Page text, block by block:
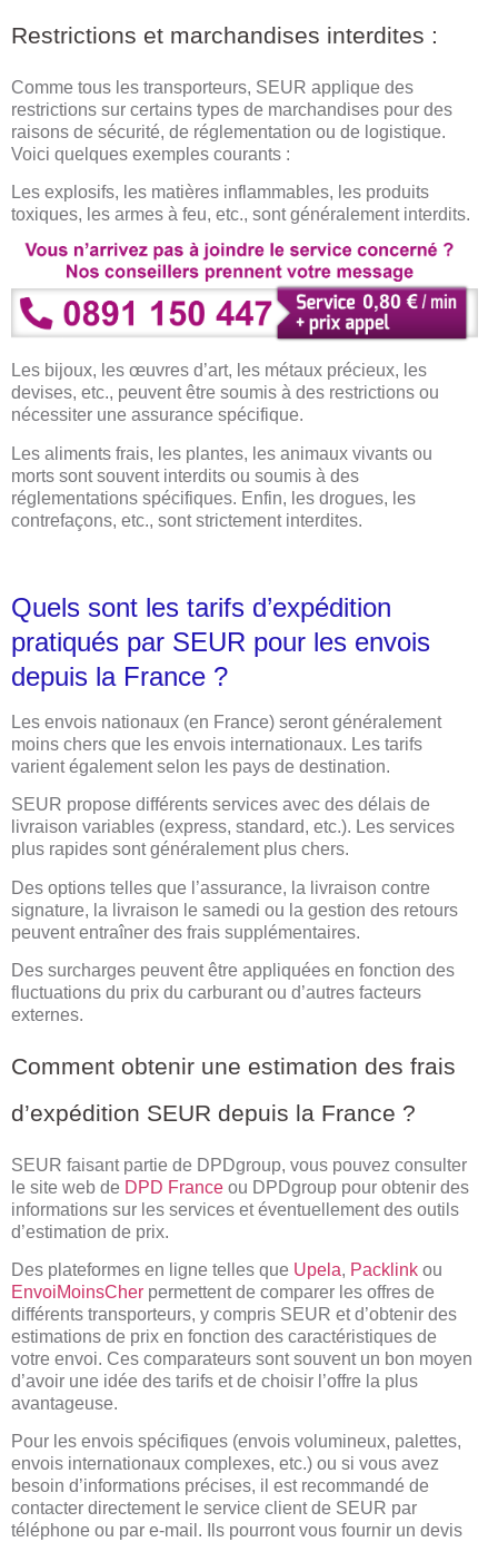
Restrictions et marchandises interdites :
Comme tous les transporteurs, SEUR applique des
restrictions sur certains types de marchandises pour des
raisons de sécurité, de réglementation ou de logistique.
Voici quelques exemples courants :
Les explosifs, les matières inflammables, les produits
toxiques, les armes à feu, etc., sont généralement interdits.
Les bijoux, les œuvres d’art, les métaux précieux, les
devises, etc., peuvent être soumis à des restrictions ou
nécessiter une assurance spécifique.
Les aliments frais, les plantes, les animaux vivants ou
morts sont souvent interdits ou soumis à des
réglementations spécifiques. Enfin, les drogues, les
contrefaçons, etc., sont strictement interdites.
Quels sont les tarifs d’expédition
pratiqués par SEUR pour les envois
depuis la France ?
Les envois nationaux (en France) seront généralement
moins chers que les envois internationaux. Les tarifs
varient également selon les pays de destination.
SEUR propose différents services avec des délais de
livraison variables (express, standard, etc.). Les services
plus rapides sont généralement plus chers.
Des options telles que l’assurance, la livraison contre
signature, la livraison le samedi ou la gestion des retours
peuvent entraîner des frais supplémentaires.
Des surcharges peuvent être appliquées en fonction des
fluctuations du prix du carburant ou d’autres facteurs
externes.
Comment obtenir une estimation des frais
d’expédition SEUR depuis la France ?
SEUR faisant partie de DPDgroup, vous pouvez consulter
le site web de DPD France ou DPDgroup pour obtenir des
informations sur les services et éventuellement des outils
d’estimation de prix.
Des plateformes en ligne telles que Upela, Packlink ou
EnvoiMoinsCher permettent de comparer les offres de
différents transporteurs, y compris SEUR et d’obtenir des
estimations de prix en fonction des caractéristiques de
votre envoi. Ces comparateurs sont souvent un bon moyen
d’avoir une idée des tarifs et de choisir l’offre la plus
avantageuse.
Pour les envois spécifiques (envois volumineux, palettes,
envois internationaux complexes, etc.) ou si vous avez
besoin d’informations précises, il est recommandé de
contacter directement le service client de SEUR par
téléphone ou par e-mail. Ils pourront vous fournir un devis